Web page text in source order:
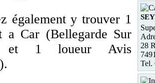
également y trouver 1
a Car (Bellegarde Sur
et 1 loueur Avis
28
Tel.